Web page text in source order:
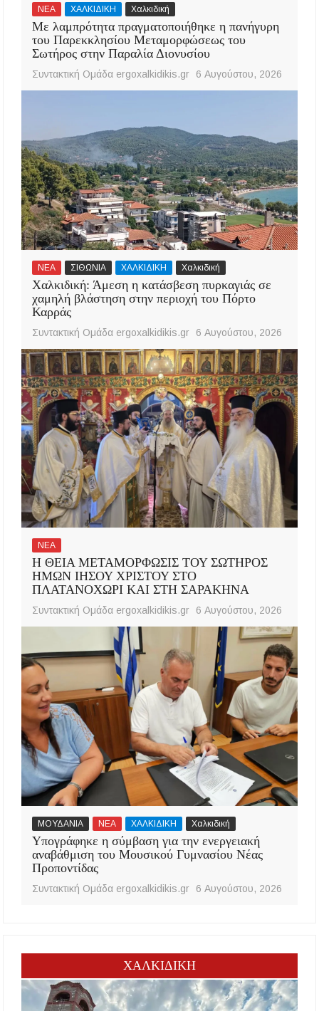
ΝΕΑ ΧΑΛΚΙΔΙΚΗ Χαλκιδική
Με λαμπρότητα πραγματοποιήθηκε η πανήγυρη
του Παρεκκλησίου Μεταμορφώσεως του
Σωτήρος στην Παραλία Διονυσίου
Συντακτική Ομάδα ergoxalkidikis.gr 6 Αυγούστου, 2026
ΝΕΑ ΣΙΘΩΝΙΑ ΧΑΛΚΙΔΙΚΗ Χαλκιδική
Χαλκιδική: Άμεση η κατάσβεση πυρκαγιάς σε
χαμηλή βλάστηση στην περιοχή του Πόρτο
Καρράς
Συντακτική Ομάδα ergoxalkidikis.gr 6 Αυγούστου, 2026
ΝΕΑ
Η ΘΕΙΑ ΜΕΤΑΜΟΡΦΩΣΙΣ ΤΟΥ ΣΩΤΗΡΟΣ
ΗΜΩΝ ΙΗΣΟΥ ΧΡΙΣΤΟΥ ΣΤΟ
ΠΛΑΤΑΝΟΧΩΡΙ ΚΑΙ ΣΤΗ ΣΑΡΑΚΗΝΑ
Συντακτική Ομάδα ergoxalkidikis.gr 6 Αυγούστου, 2026
ΜΟΥΔΑΝΙΑ ΝΕΑ ΧΑΛΚΙΔΙΚΗ Χαλκιδική
Υπογράφηκε η σύμβαση για την ενεργειακή
αναβάθμιση του Μουσικού Γυμνασίου Νέας
Προποντίδας
Συντακτική Ομάδα ergoxalkidikis.gr 6 Αυγούστου, 2026
ΧΑΛΚΙΔΙΚΗ